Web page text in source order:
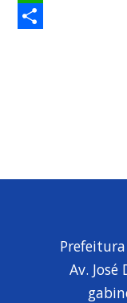
WhatsApp
Av.